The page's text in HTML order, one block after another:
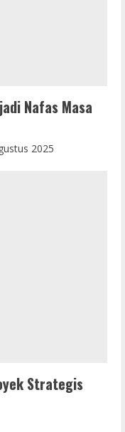
Nafas Masa
2025
Strategis